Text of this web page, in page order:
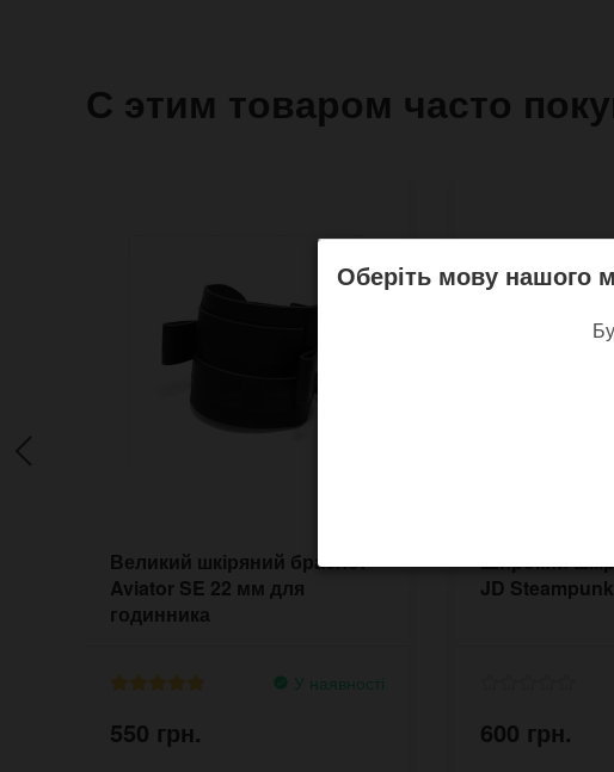
С этим товаром часто
Великий шкіряний браслет
Aviator SE 22 мм для
годинника
У наявності
550 грн.
Широкий
JD Steampunk
600 грн.
Оберіть мову нашого